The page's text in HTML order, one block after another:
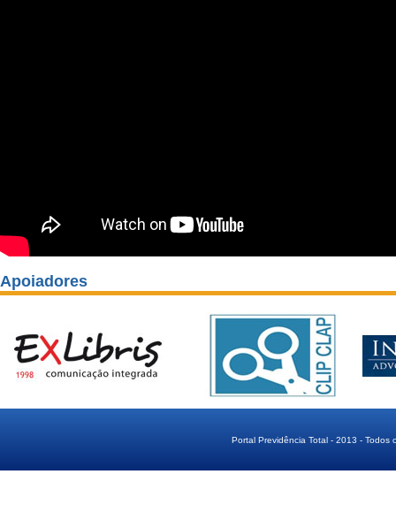
Apoiadores
Portal Previdência Total - 2013 - Todos